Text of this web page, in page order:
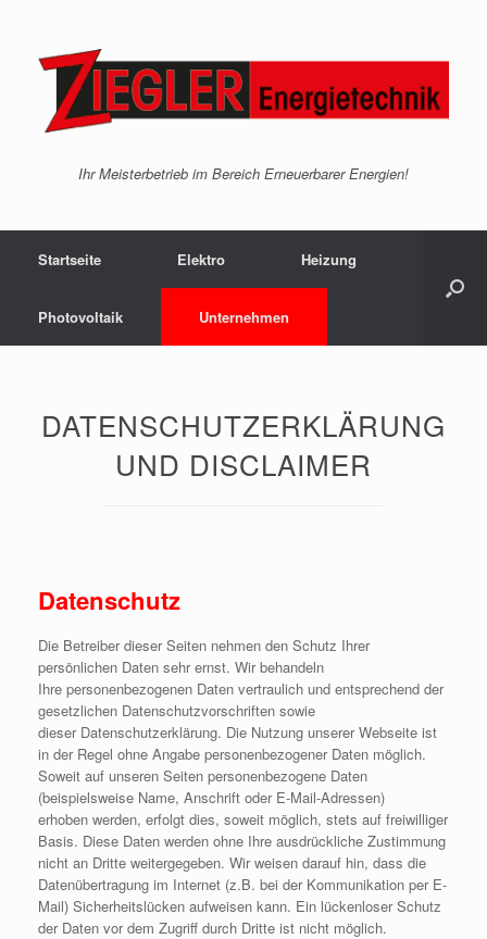
Ihr Meisterbetrieb im Bereich Erneuerbarer Energien!
Startseite Elektro Heizung
Photovoltaik Unternehmen
DATENSCHUTZERKLÄRUNG
UND DISCLAIMER
Datenschutz
Die Betreiber dieser Seiten nehmen den Schutz Ihrer
persönlichen Daten sehr ernst. Wir behandeln
Ihre personenbezogenen Daten vertraulich und entsprechend der
gesetzlichen Datenschutzvorschriften sowie
dieser Datenschutzerklärung. Die Nutzung unserer Webseite ist
in der Regel ohne Angabe personenbezogener Daten möglich.
Soweit auf unseren Seiten personenbezogene Daten
(beispielsweise Name, Anschrift oder E-Mail-Adressen)
erhoben werden, erfolgt dies, soweit möglich, stets auf freiwilliger
Basis. Diese Daten werden ohne Ihre ausdrückliche Zustimmung
nicht an Dritte weitergegeben. Wir weisen darauf hin, dass die
Datenübertragung im Internet (z.B. bei der Kommunikation per E-
Mail) Sicherheitslücken aufweisen kann. Ein lückenloser Schutz
der Daten vor dem Zugriff durch Dritte ist nicht möglich.